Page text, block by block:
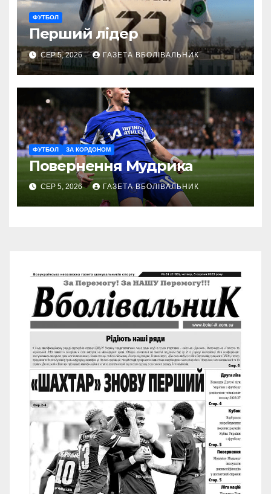
ФУТБОЛ
Перший лідер
СЕР 5, 2026 ГАЗЕТА ВБОЛІВАЛЬНИК
ФУТБОЛ ЗА КОРДОНОМ
Повернення Мудрика
СЕР 5, 2026 ГАЗЕТА ВБОЛІВАЛЬНИК